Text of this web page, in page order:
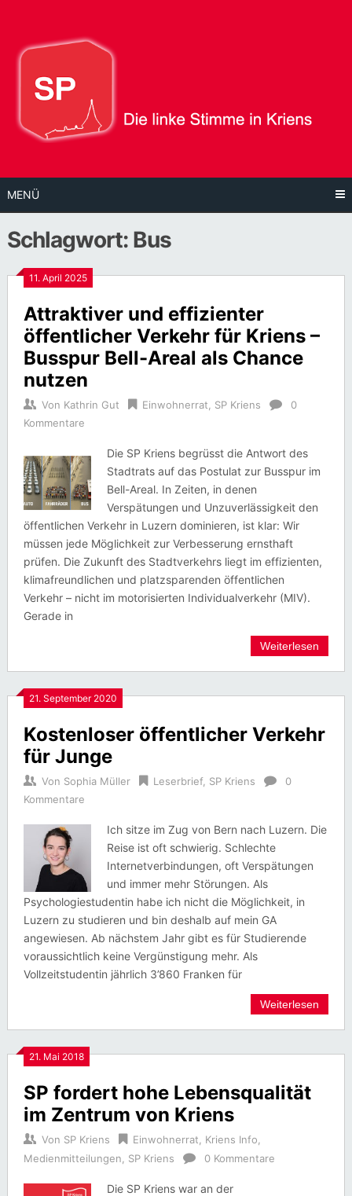
Inhalt
MENÜ
Schlagwort: Bus
11. April 2025
Attraktiver und effizienter
öffentlicher Verkehr für Kriens –
Busspur Bell-Areal als Chance
nutzen
Von Kathrin Gut Einwohnerrat SP Kriens
0
Kommentare
Die SP Kriens begrüsst die Antwort des
Stadtrats auf das Postulat zur Busspur im
Bell-Areal. In Zeiten, in denen
Verspätungen und Unzuverlässigkeit den
öffentlichen Verkehr in Luzern dominieren, ist klar: Wir
müssen jede Möglichkeit zur Verbesserung ernsthaft
prüfen. Die Zukunft des Stadtverkehrs liegt im effizienten,
klimafreundlichen und platzsparenden öffentlichen
Verkehr – nicht im motorisierten Individualverkehr (MIV).
Gerade in
Weiterlesen
21. September 2020
Kostenloser öffentlicher Verkehr
für Junge
Von Sophia Müller Leserbrief, SP Kriens
0
Kommentare
Ich sitze im Zug von Bern nach Luzern. Die
Reise ist oft schwierig. Schlechte
Internetverbindungen, oft Verspätungen
und immer mehr Störungen. Als
Psychologiestudentin habe ich nicht die Möglichkeit, in
Luzern zu studieren und bin deshalb auf mein GA
angewiesen. Ab nächstem Jahr gibt es für Studierende
voraussichtlich keine Vergünstigung mehr. Als
Vollzeitstudentin jährlich 3’860 Franken für
Weiterlesen
21. Mai 2018
SP fordert hohe Lebensqualität
im Zentrum von Kriens
Von SP Kriens Einwohnerrat Kriens Info
Medienmitteilungen
SP Kriens 0 Kommentare
Die SP Kriens war an der